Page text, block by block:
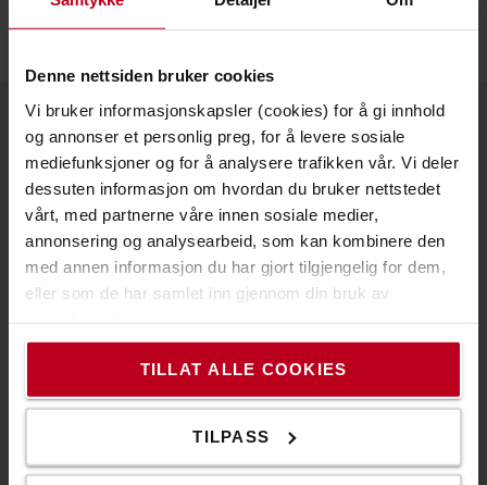
Denne nettsiden bruker cookies
Vi bruker informasjonskapsler (cookies) for å gi innhold
og annonser et personlig preg, for å levere sosiale
mediefunksjoner og for å analysere trafikken vår. Vi deler
dessuten informasjon om hvordan du bruker nettstedet
vårt, med partnerne våre innen sosiale medier,
annonsering og analysearbeid, som kan kombinere den
med annen informasjon du har gjort tilgjengelig for dem,
eller som de har samlet inn gjennom din bruk av
TILLAT ALLE COOKIES
TILPASS
Om Toyota
Våre avdelinger
Hvorfor velge Toyota
PR og Nyheter
Toyota Production System
The Toyota Way